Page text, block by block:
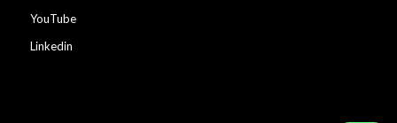
YouTube
Linkedin